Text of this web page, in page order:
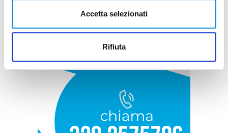
Accetta selezionati
Rifiuta